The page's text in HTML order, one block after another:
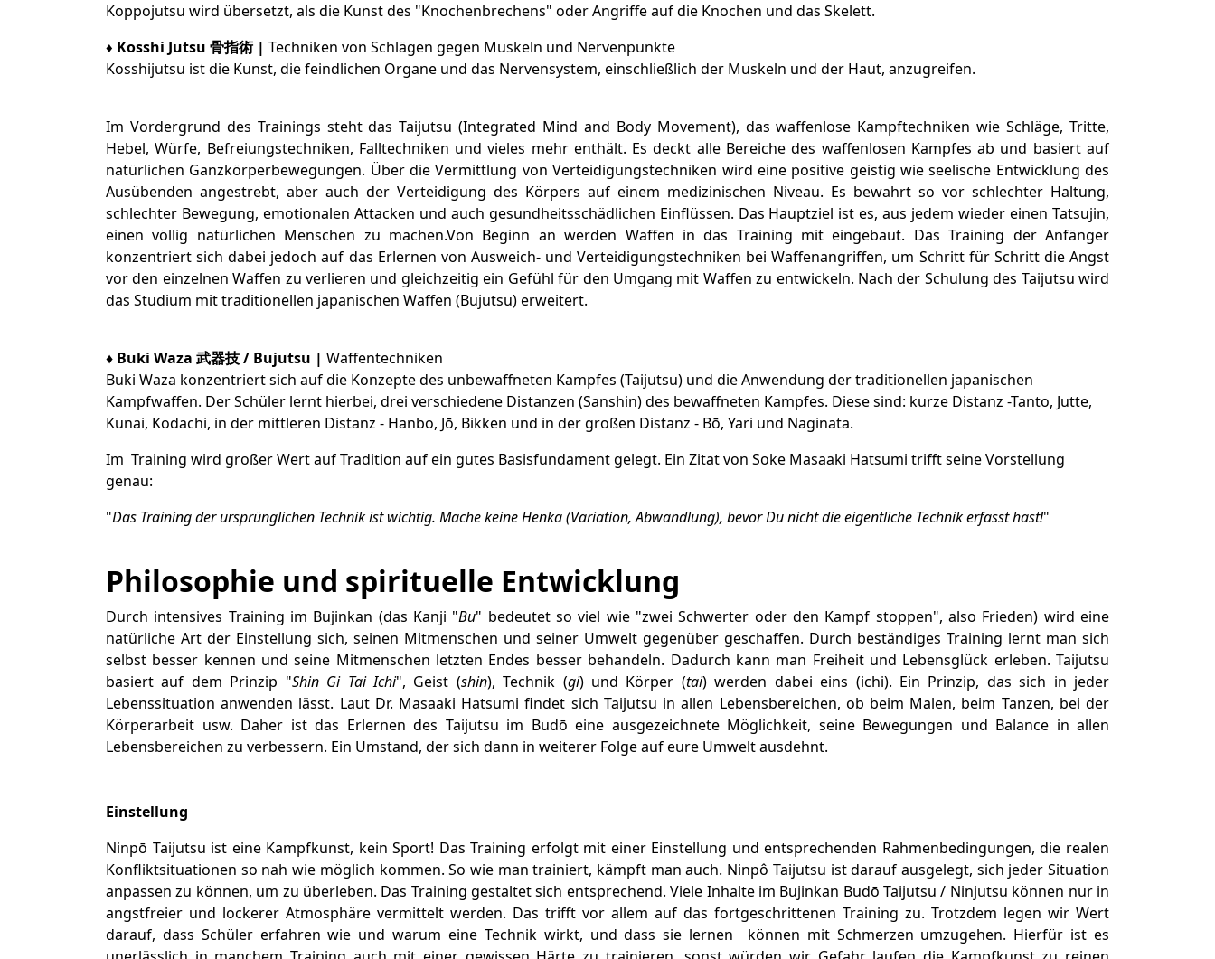
Koppojutsu wird übersetzt, als die Kunst des "Knochenbrechens" oder Angriffe auf die Knochen und das Skelett.
♦ Kosshi Jutsu 骨指術 | Techniken von Schlägen gegen Muskeln und Nervenpunkte
Kosshijutsu ist die Kunst, die feindlichen Organe und das Nervensystem, einschließlich der Muskeln und der Haut, anzugreifen.
Im Vordergrund des Trainings steht das Taijutsu (Integrated Mind and Body Movement), das waffenlose Kampftechniken wie Schläge, Tritte,
Hebel, Würfe, Befreiungstechniken, Falltechniken und vieles mehr enthält. Es deckt alle Bereiche des waffenlosen Kampfes ab und basiert auf
natürlichen Ganzkörperbewegungen. Über die Vermittlung von Verteidigungstechniken wird eine positive geistig wie seelische Entwicklung des
Ausübenden angestrebt, aber auch der Verteidigung des Körpers auf einem medizinischen Niveau. Es bewahrt so vor schlechter Haltung,
schlechter Bewegung, emotionalen Attacken und auch gesundheitsschädlichen Einflüssen. Das Hauptziel ist es, aus jedem wieder einen Tatsujin,
einen völlig natürlichen Menschen zu machen.Von Beginn an werden Waffen in das Training mit eingebaut. Das Training der Anfänger
konzentriert sich dabei jedoch auf das Erlernen von Ausweich- und Verteidigungstechniken bei Waffenangriffen, um Schritt für Schritt die Angst
vor den einzelnen Waffen zu verlieren und gleichzeitig ein Gefühl für den Umgang mit Waffen zu entwickeln. Nach der Schulung des Taijutsu wird
das Studium mit traditionellen japanischen Waffen (Bujutsu) erweitert.
♦ Buki Waza 武器技/ Bujutsu | Waffentechniken
Buki Waza konzentriert sich auf die Konzepte des unbewaffneten Kampfes (Taijutsu) und die Anwendung der traditionellen japanischen
Kampfwaffen. Der Schüler lernt hierbei, drei verschiedene Distanzen (Sanshin) des bewaffneten Kampfes. Diese sind: kurze Distanz -Tanto, Jutte,
Kunai, Kodachi, in der mittleren Distanz - Hanbo, Jō, Bikken und in der großen Distanz - Bō, Yari und Naginata.
Im Training wird großer Wert auf Tradition auf ein gutes Basisfundament gelegt. Ein Zitat von Soke Masaaki Hatsumi trifft seine Vorstellung
genau:
"Das Training der ursprünglichen Technik ist wichtig. Mache keine Henka (Variation, Abwandlung), bevor Du nicht die eigentliche Technik erfasst hast!"
Philosophie und spirituelle Entwicklung
Durch intensives Training im Bujinkan (das Kanji "Bu" bedeutet so viel wie "zwei Schwerter oder den Kampf stoppen", also Frieden) wird eine
natürliche Art der Einstellung sich, seinen Mitmenschen und seiner Umwelt gegenüber geschaffen. Durch beständiges Training lernt man sich
selbst besser kennen und seine Mitmenschen letzten Endes besser behandeln. Dadurch kann man Freiheit und Lebensglück erleben. Taijutsu
basiert auf dem Prinzip "Shin Gi Tai Ichi", Geist (shin), Technik (gi) und Körper (tai) werden dabei eins (ichi). Ein Prinzip, das sich in jeder
Lebenssituation anwenden lässt. Laut Dr. Masaaki Hatsumi findet sich Taijutsu in allen Lebensbereichen, ob beim Malen, beim Tanzen, bei der
Körperarbeit usw. Daher ist das Erlernen des Taijutsu im Budō eine ausgezeichnete Möglichkeit, seine Bewegungen und Balance in allen
Lebensbereichen zu verbessern. Ein Umstand, der sich dann in weiterer Folge auf eure Umwelt ausdehnt.
Einstellung
Ninpō Taijutsu ist eine Kampfkunst, kein Sport! Das Training erfolgt mit einer Einstellung und entsprechenden Rahmenbedingungen, die realen
Konfliktsituationen so nah wie möglich kommen. So wie man trainiert, kämpft man auch. Ninpô Taijutsu ist darauf ausgelegt, sich jeder Situation
anpassen zu können, um zu überleben. Das Training gestaltet sich entsprechend. Viele Inhalte im Bujinkan Budō Taijutsu / Ninjutsu können nur in
angstfreier und lockerer Atmosphäre vermittelt werden. Das trifft vor allem auf das fortgeschrittenen Training zu. Trotzdem legen wir Wert
darauf, dass Schüler erfahren wie und warum eine Technik wirkt, und dass sie lernen können mit Schmerzen umzugehen. Hierfür ist es